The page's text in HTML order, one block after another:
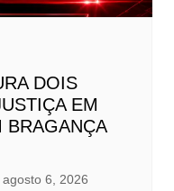
DOIS
EM
BRAGANÇA
agosto 6, 2026